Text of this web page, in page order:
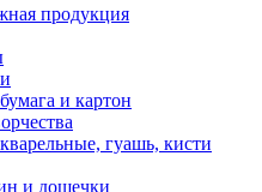
продукция
и картон
гуашь, кисти
и дощечки